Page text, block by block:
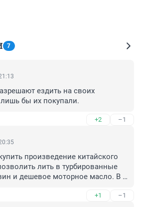
7
ездить на своих
бы их покупали.
+2 –1
произведение китайского
лить в турбированные
и дешевое моторное масло. В
+1 –1